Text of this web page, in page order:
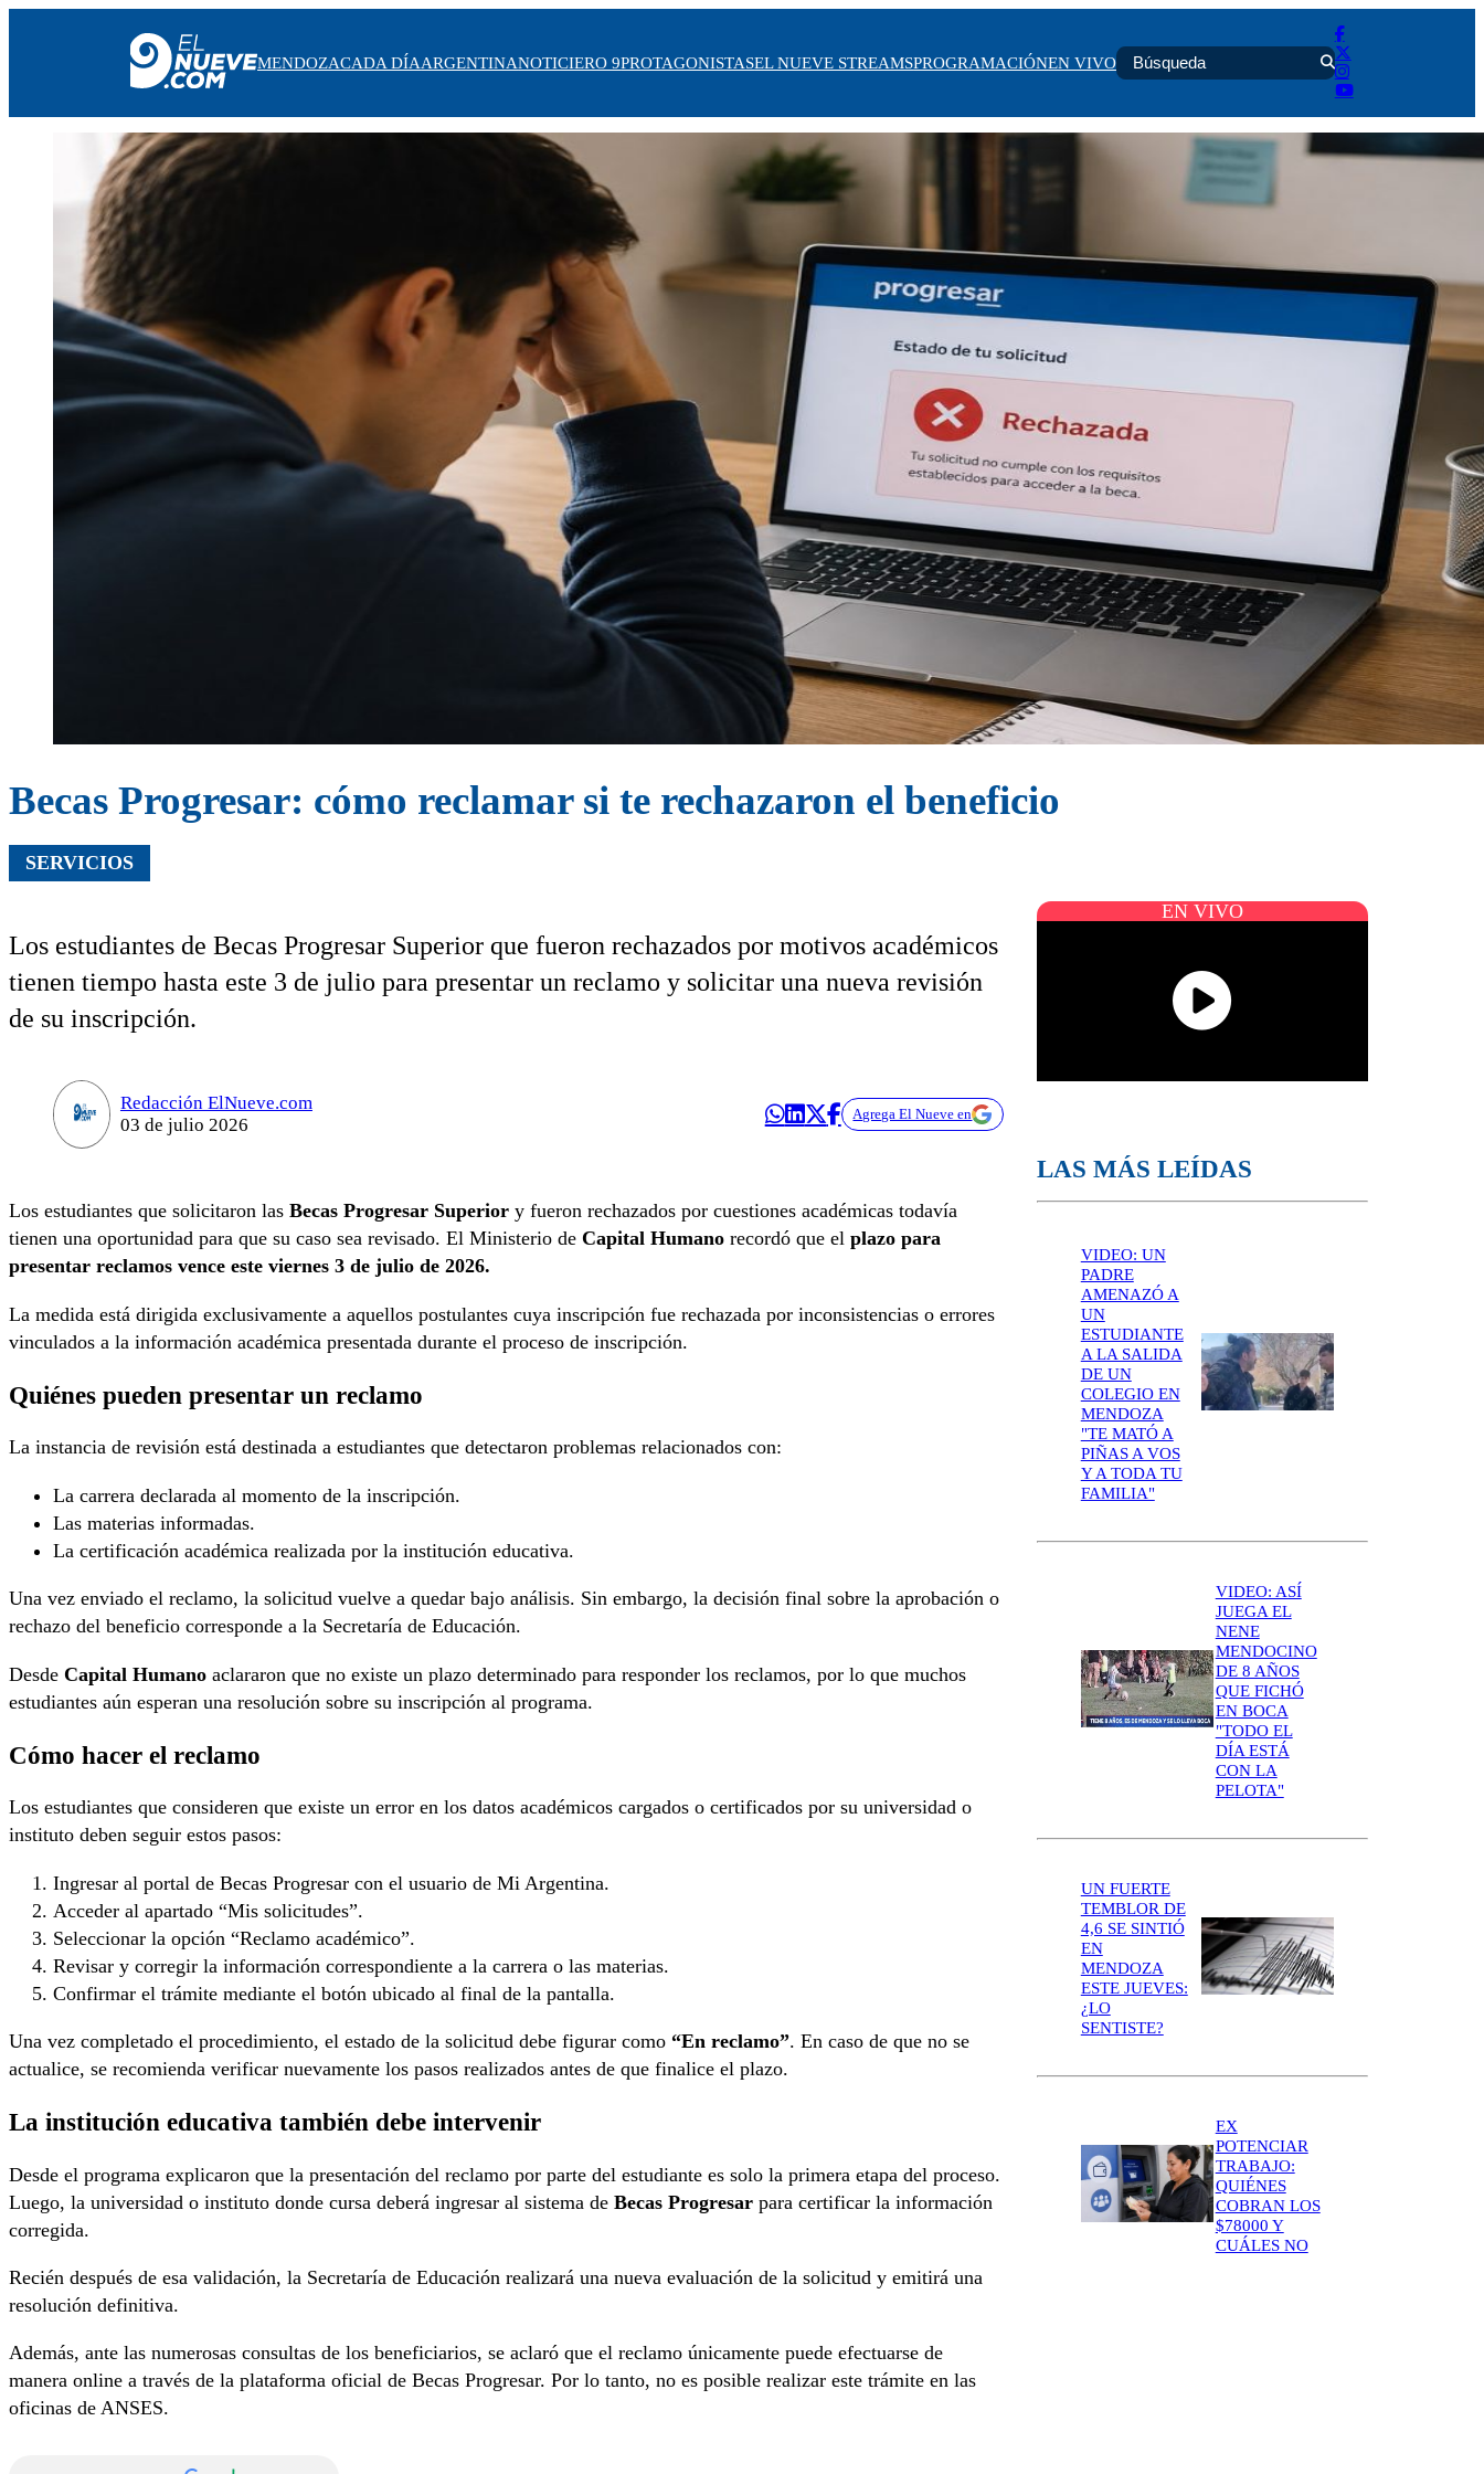
MENDOZA
CADA DÍA
ARGENTINA
NOTICIERO 9
PROTAGONISTAS
EL NUEVE STREAMS
PROGRAMACIÓN
EN VIVO
MENDOZACADA DÍAARGENTINANOTICIERO 9PROTAGONISTASEL NUEVE STREAMSPROGRAMACIÓNEN VIVO
Becas Progresar: cómo reclamar si te rechazaron el beneficio
SERVICIOS
Los estudiantes de Becas Progresar Superior que fueron rechazados por motivos académicos
tienen tiempo hasta este 3 de julio para presentar un reclamo y solicitar una nueva revisión
de su inscripción.
Redacción ElNueve.com
03 de julio 2026
Agrega El Nueve en
Los estudiantes que solicitaron las Becas Progresar Superior y fueron rechazados por cuestiones académicas todavía
tienen una oportunidad para que su caso sea revisado. El Ministerio de Capital Humano recordó que el plazo para
presentar reclamos vence este viernes 3 de julio de 2026.
La medida está dirigida exclusivamente a aquellos postulantes cuya inscripción fue rechazada por inconsistencias o errores
vinculados a la información académica presentada durante el proceso de inscripción.
Quiénes pueden presentar un reclamo
La instancia de revisión está destinada a estudiantes que detectaron problemas relacionados con:
La carrera declarada al momento de la inscripción.
Las materias informadas.
La certificación académica realizada por la institución educativa.
Una vez enviado el reclamo, la solicitud vuelve a quedar bajo análisis. Sin embargo, la decisión final sobre la aprobación o
rechazo del beneficio corresponde a la Secretaría de Educación.
Desde Capital Humano aclararon que no existe un plazo determinado para responder los reclamos, por lo que muchos
estudiantes aún esperan una resolución sobre su inscripción al programa.
Cómo hacer el reclamo
Los estudiantes que consideren que existe un error en los datos académicos cargados o certificados por su universidad o
instituto deben seguir estos pasos:
Ingresar al portal de Becas Progresar con el usuario de Mi Argentina.
Acceder al apartado “Mis solicitudes”.
Seleccionar la opción “Reclamo académico”.
Revisar y corregir la información correspondiente a la carrera o las materias.
Confirmar el trámite mediante el botón ubicado al final de la pantalla.
Una vez completado el procedimiento, el estado de la solicitud debe figurar como “En reclamo”. En caso de que no se
actualice, se recomienda verificar nuevamente los pasos realizados antes de que finalice el plazo.
La institución educativa también debe intervenir
Desde el programa explicaron que la presentación del reclamo por parte del estudiante es solo la primera etapa del proceso.
Luego, la universidad o instituto donde cursa deberá ingresar al sistema de Becas Progresar para certificar la información
corregida.
Recién después de esa validación, la Secretaría de Educación realizará una nueva evaluación de la solicitud y emitirá una
resolución definitiva.
Además, ante las numerosas consultas de los beneficiarios, se aclaró que el reclamo únicamente puede efectuarse de
manera online a través de la plataforma oficial de Becas Progresar. Por lo tanto, no es posible realizar este trámite en las
oficinas de ANSES.
EN VIVO
LAS MÁS LEÍDAS
VIDEO: UN
PADRE
AMENAZÓ A
UN
ESTUDIANTE
A LA SALIDA
DE UN
COLEGIO EN
MENDOZA
"TE MATÓ A
PIÑAS A VOS
Y A TODA TU
FAMILIA"
VIDEO: ASÍ
JUEGA EL
NENE
MENDOCINO
DE 8 AÑOS
QUE FICHÓ
EN BOCA
"TODO EL
DÍA ESTÁ
CON LA
PELOTA"
UN FUERTE
TEMBLOR DE
4,6 SE SINTIÓ
EN
MENDOZA
ESTE JUEVES:
¿LO
SENTISTE?
EX
POTENCIAR
TRABAJO:
QUIÉNES
COBRAN LOS
$78000 Y
CUÁLES NO